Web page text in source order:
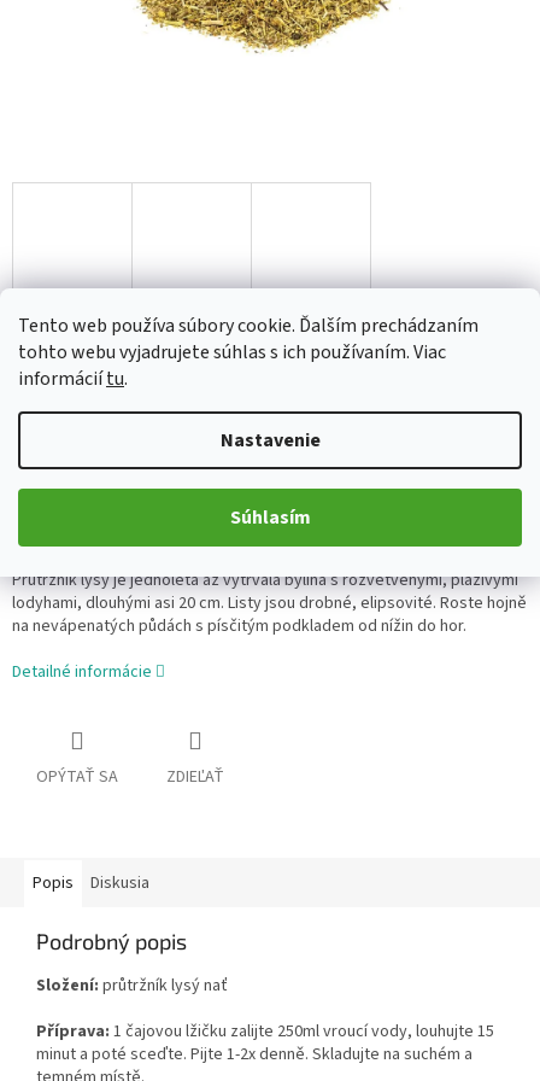
Tento web používa súbory cookie. Ďalším prechádzaním
tohto webu vyjadrujete súhlas s ich používaním. Viac
informáciítu.
Nastavenie
Súhlasím
od€1,46
Jednotková
Zvoľte variant
Pridať do košíka
Průtržník lysý je jednoletá až vytrvalá bylina s rozvětvenými, plazivými
lodyhami, dlouhými asi 20 cm. Listy jsou drobné, elipsovité. Roste hojně
na nevápenatých půdách s písčitým podkladem od nížin do hor.
Detailné informácie
OPÝTAŤ SA ZDIEĽAŤ
Popis Diskusia
Podrobný popis
Složení: průtržník lysý nať
Příprava: 1 čajovou lžičku zalijte 250ml vroucí vody, louhujte 15
minut a poté sceďte. Pijte 1-2x denně. Skladujte na suchém a